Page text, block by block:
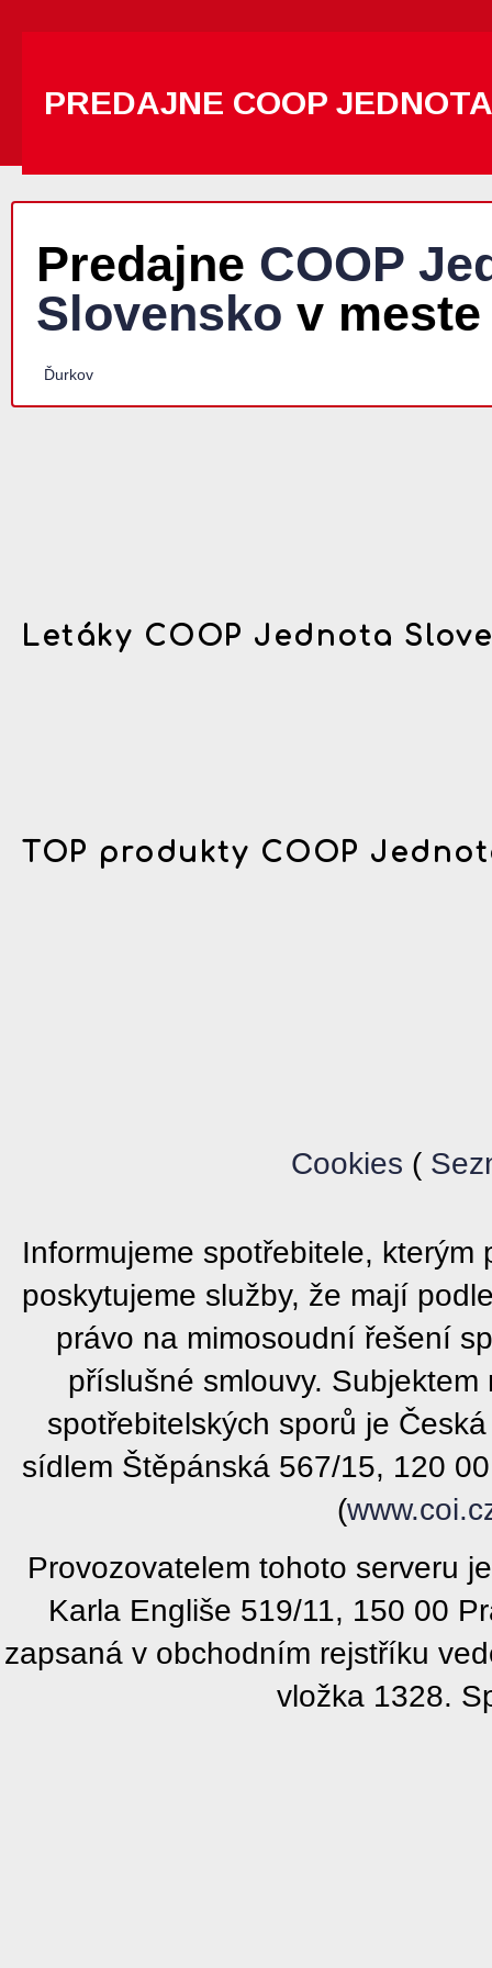
PREDAJNE COOP
Predajne COOP
Slovensko v
Ďurkov
Letáky COOP Jednota
TOP produkty COOP
Cookies (
Informujeme spotřebitele, kterým
poskytujeme služby, že mají
právo na mimosoudní řešení
příslušné smlouvy.
spotřebitelských sporů je
sídlem Štěpánská 567/15, 120
(
Provozovatelem tohoto serveru
Karla Engliše 519/11, 150 00
zapsaná v obchodním rejstříku
vložka 1328.